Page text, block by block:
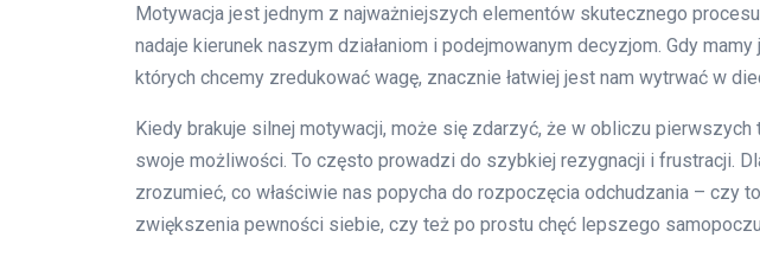
Motywacja jest jednym z najważniejszych elementów skutecznego procesu
nadaje kierunek naszym działaniom i podejmowanym decyzjom. Gdy
których chcemy zredukować wagę, znacznie łatwiej jest nam wytrwać w
Kiedy brakuje silnej motywacji, może się zdarzyć, że w obliczu
swoje możliwości. To często prowadzi do szybkiej rezygnacji i frustracji.
zrozumieć, co właściwie nas popycha do rozpoczęcia odchudzania – czy
zwiększenia pewności siebie, czy też po prostu chęć lepszego